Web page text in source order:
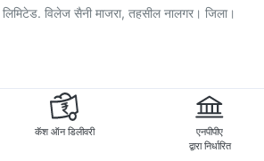
Vaxiflu 2025-2026 Vaccine
Vaccine
लिमिटेड. विलेज सैनी माजरा, तहसील नालगर। जिला।
कॅश ऑन डिलीवरी
एनपीपीए
द्वारा निर्धारित